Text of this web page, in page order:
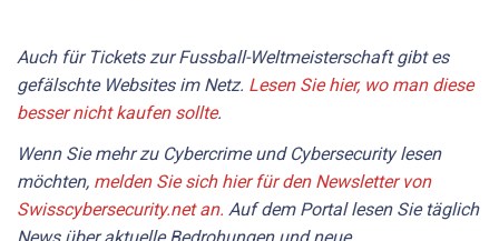
Auch für Tickets zur Fussball-Weltmeisterschaft gibt es
gefälschte Websites im Netz. Lesen Sie hier, wo man diese
besser nicht kaufen sollte.
Wenn Sie mehr zu Cybercrime und Cybersecurity lesen
möchten, melden Sie sich hier für den Newsletter von
Swisscybersecurity.net an. Auf dem Portal lesen Sie täglich